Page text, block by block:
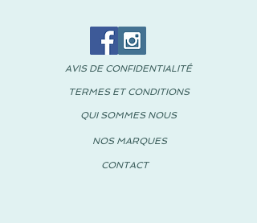
AVIS DE CONFIDENTIALITÉ
TERMES ET CONDITIONS
QUI SOMMES NOUS
NOS MARQUES
CONTACT